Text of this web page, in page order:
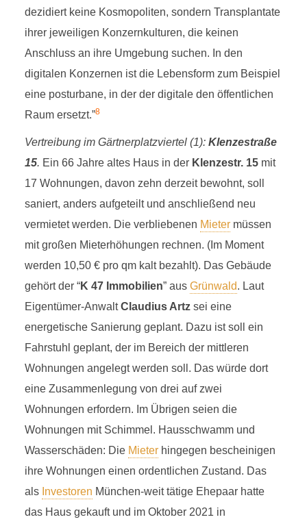
dezidiert keine Kosmopoliten, sondern Transplantate
ihrer jeweiligen Konzernkulturen, die keinen
Anschluss an ihre Umgebung suchen. In den
digitalen Konzernen ist die Lebensform zum Beispiel
eine posturbane, in der der digitale den öffentlichen
Raum ersetzt.”8
Vertreibung im Gärtnerplatzviertel (1): Klenzestraße
15. Ein 66 Jahre altes Haus in der Klenzestr. 15mit
17 Wohnungen, davon zehn derzeit bewohnt, soll
saniert, anders aufgeteilt und anschließend neu
vermietet werden. Die verbliebenen Mietermüssen
mit großen Mieterhöhungen rechnen. (Im Moment
werden 10,50 € pro qm kalt bezahlt). Das Gebäude
gehört der “K 47 Immobilien” aus Grünwald. Laut
Eigentümer-AnwaltClaudius Artzsei eine
energetische Sanierung geplant. Dazu ist soll ein
Fahrstuhl geplant, der im Bereich der mittleren
Wohnungen angelegt werden soll. Das würde dort
eine Zusammenlegung von drei auf zwei
Wohnungen erfordern. Im Übrigen seien die
Wohnungen mit Schimmel. Hausschwamm und
Wasserschäden: Die Mieterhingegen bescheinigen
ihre Wohnungen einen ordentlichen Zustand. Das
als Investoren München-weit tätige Ehepaar hatte
das Haus gekauft und im Oktober 2021 in